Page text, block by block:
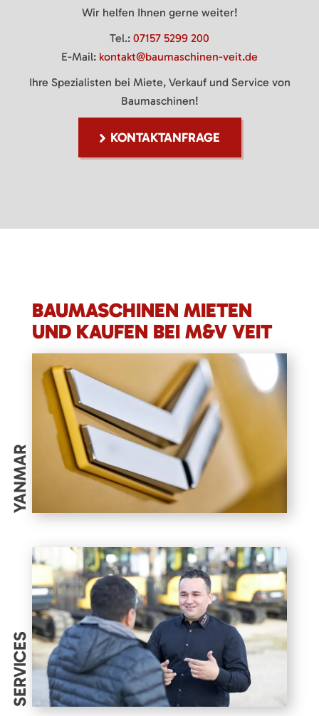
Wir helfen Ihnen gerne weiter!
Tel.: 07157 5299 200
E-Mail: kontakt@baumaschinen-veit.de
Ihre Spezialisten bei Miete, Verkauf und Service von
Baumaschinen!
KONTAKTANFRAGE
BAUMASCHINEN MIETEN
UND KAUFEN BEI M&V VEIT
YANMAR
SERVICES